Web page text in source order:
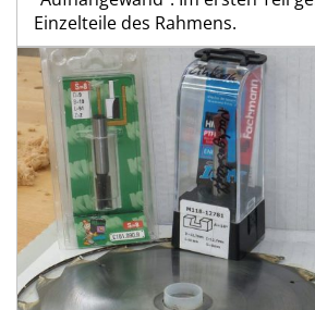
Einzelteile des Rahmens.